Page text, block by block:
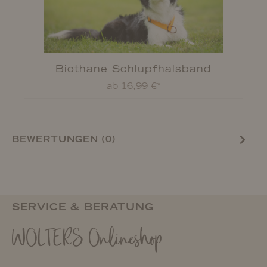
Biothane Schlupfhalsband
ab 16,99 €*
BEWERTUNGEN (0)
SERVICE & BERATUNG
WOLTERS Onlineshop